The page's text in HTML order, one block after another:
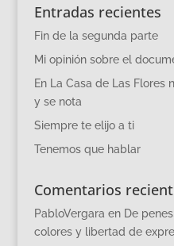
Entradas recientes
Fin de la segunda parte
Mi opinión sobre el
En La Casa de Las Flores
y se nota
Siempre te elijo a ti
Tenemos que hablar
Comentarios
PabloVergara en De
colores y libertad de